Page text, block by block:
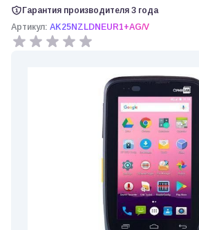
Гарантия производителя 3 года
Артикул: AK25NZLDNEUR1+AG/V